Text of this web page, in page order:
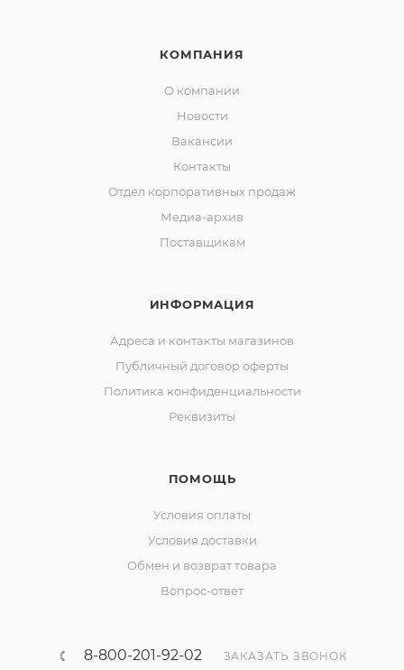
КОМПАНИЯ
О компании
Новости
Вакансии
Контакты
Отдел корпоративных продаж
Медиа-архив
Поставщикам
ИНФОРМАЦИЯ
Адреса и контакты магазинов
Публичный договор оферты
Политика конфиденциальности
Реквизиты
ПОМОЩЬ
Условия оплаты
Условия доставки
Обмен и возврат товара
Вопрос-ответ
8-800-201-92-02 ЗАКАЗАТЬ ЗВОНОК